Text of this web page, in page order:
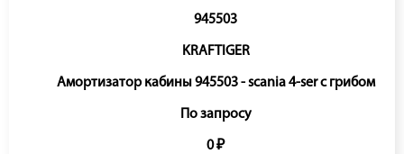
945503
KRAFTIGER
Амортизатор кабины 945503 - scania 4-ser с грибом
По запросу
0 ₽